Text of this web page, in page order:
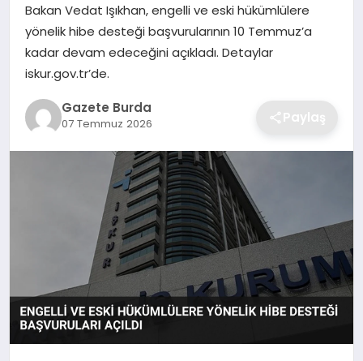
TEKNOLOJI
SAĞLIK
EĞITIM
Bakan Vedat Işıkhan, engelli ve eski hükümlülere
yönelik hibe desteği başvurularının 10 Temmuz’a
kadar devam edeceğini açıkladı. Detaylar
iskur.gov.tr’de.
Gazete Burda
07 Temmuz 2026 Paylaş